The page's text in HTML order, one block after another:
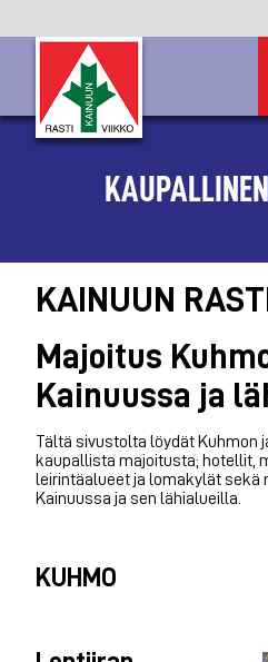
KAINUUN
Majoitus
Kainuussa ja
Tältä sivustolta löydät Kuhmon
kaupallista majoitusta; hotellit,
leirintäalueet ja lomakylät sekä
Kainuussa ja sen lähialueilla.
KUHMO